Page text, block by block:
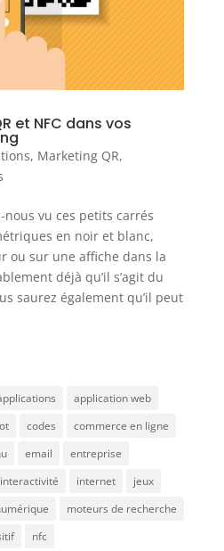
et NFC dans vos
, Marketing QR,
nous vu ces petits carrés
en noir et blanc,
ou sur une affiche dans la
déjà qu’il s’agit du
saurez également qu’il peut
application web
codes
commerce en ligne
email
entreprise
interactivité internet
jeux
moteurs de recherche
nfc